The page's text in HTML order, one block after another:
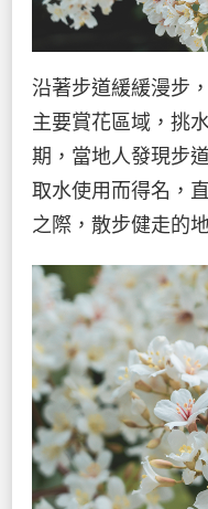
沿著步道緩緩漫步
主要賞花區域，挑
期，當地人發現步
取水使用而得名，
之際，散步健走的